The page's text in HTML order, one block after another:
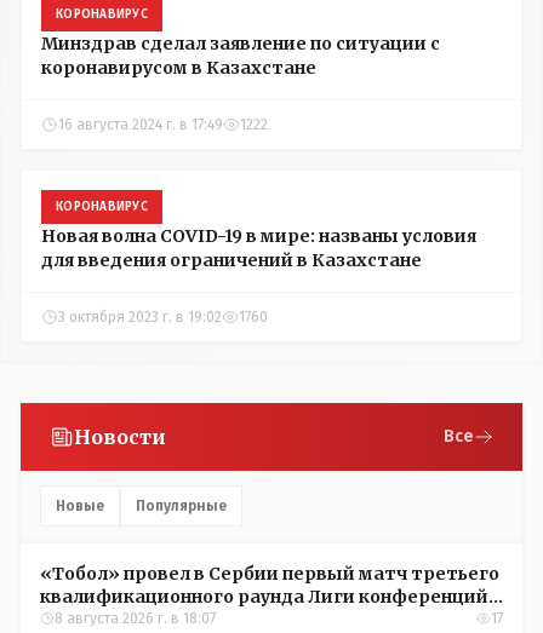
КОРОНАВИРУС
Минздрав сделал заявление по ситуации с
коронавирусом в Казахстане
16 августа 2024 г. в 17:49 1222
КОРОНАВИРУС
Новая волна COVID-19 в мире: названы условия
для введения ограничений в Казахстане
3 октября 2023 г. в 19:02 1760
Новости Все
Новые Популярные
«Тобол» провел в Сербии первый матч третьего
квалификационного раунда Лиги конференций
УЕФА
8 августа 2026 г. в 18:07 17